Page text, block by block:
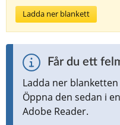
Ladda ner blankett
Får du ett
Ladda ner
Öppna den sedan i
Adobe Reader.